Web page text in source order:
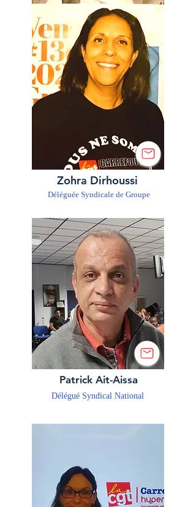
Zohra Dirhoussi
Déléguée Syndicale de Groupe
Patrick Ait-Aissa
Délégué Syndical National